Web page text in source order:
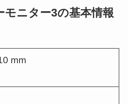
モニター3の基本情報
mm